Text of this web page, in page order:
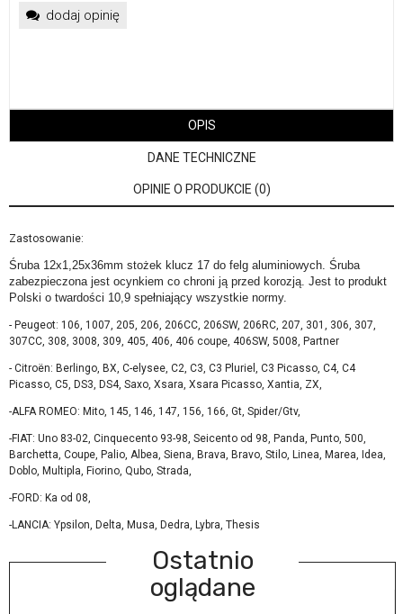
dodaj opinię
OPIS
DANE TECHNICZNE
OPINIE O PRODUKCIE (0)
Zastosowanie:
Śruba 12x1,25x36mm stożek klucz 17 do felg aluminiowych. Śruba
zabezpieczona jest ocynkiem co chroni ją przed korozją. Jest to produkt
Polski o twardości 10,9 spełniający wszystkie normy.
- Peugeot: 106, 1007, 205, 206, 206CC, 206SW, 206RC, 207, 301, 306, 307,
307CC, 308, 3008, 309, 405, 406, 406 coupe, 406SW, 5008, Partner
- Citroën: Berlingo, BX, C-elysee, C2, C3, C3 Pluriel, C3 Picasso, C4, C4
Picasso, C5, DS3, DS4, Saxo, Xsara, Xsara Picasso, Xantia, ZX,
-ALFA ROMEO: Mito, 145, 146, 147, 156, 166, Gt, Spider/Gtv,
-FIAT: Uno 83-02, Cinquecento 93-98, Seicento od 98, Panda, Punto, 500,
Barchetta, Coupe, Palio, Albea, Siena, Brava, Bravo, Stilo, Linea, Marea, Idea,
Doblo, Multipla, Fiorino, Qubo, Strada,
-FORD: Ka od 08,
-LANCIA: Ypsilon, Delta, Musa, Dedra, Lybra, Thesis
Ostatnio
oglądane